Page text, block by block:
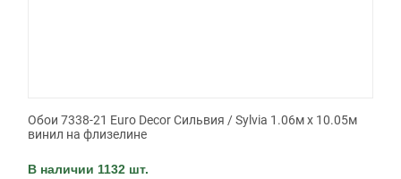
Обои 7338-21 Euro Decor Сильвия / Sylvia 1.06м x 10.05м
винил на флизелине
В наличии 1132 шт.